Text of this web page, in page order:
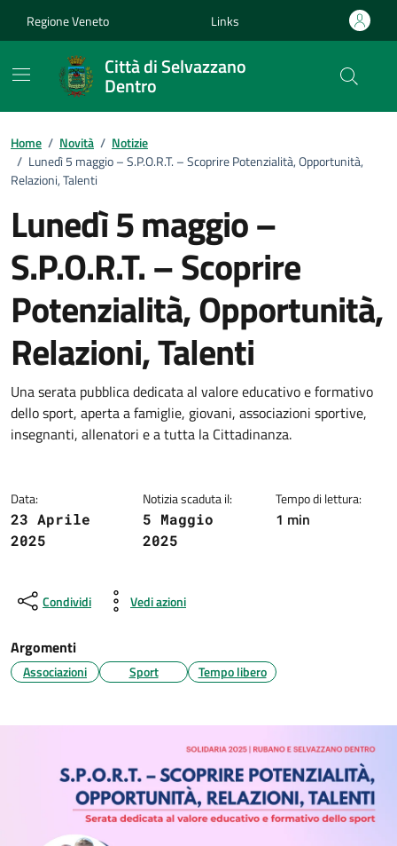
Regione Veneto Links
Città di Selvazzano
Dentro
Home / Novità / Notizie
/ Lunedì 5 maggio – S.P.O.R.T. – Scoprire Potenzialità, Opportunità,
Relazioni, Talenti
Lunedì 5 maggio –
S.P.O.R.T. – Scoprire
Potenzialità, Opportunità,
Relazioni, Talenti
Dettagli della notizia
Una serata pubblica dedicata al valore educativo e formativo
dello sport, aperta a famiglie, giovani, associazioni sportive,
insegnanti, allenatori e a tutta la Cittadinanza.
Data:
23 Aprile
2025
Notizia scaduta il:
5 Maggio
2025
Tempo di lettura:
1 min
Condividi Vedi azioni
Argomenti
Associazioni Sport Tempo libero